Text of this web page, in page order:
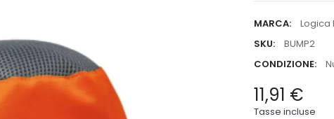
MARCA:
Logica
SKU:
BUMP2
CONDIZIONE:
11,91 €
Tasse incluse